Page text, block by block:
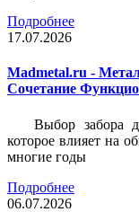
Подробнее
17.07.2026
Madmetal.ru -
Сочетание
Выбор забора
которое влияет на
многие годы
Подробнее
06.07.2026